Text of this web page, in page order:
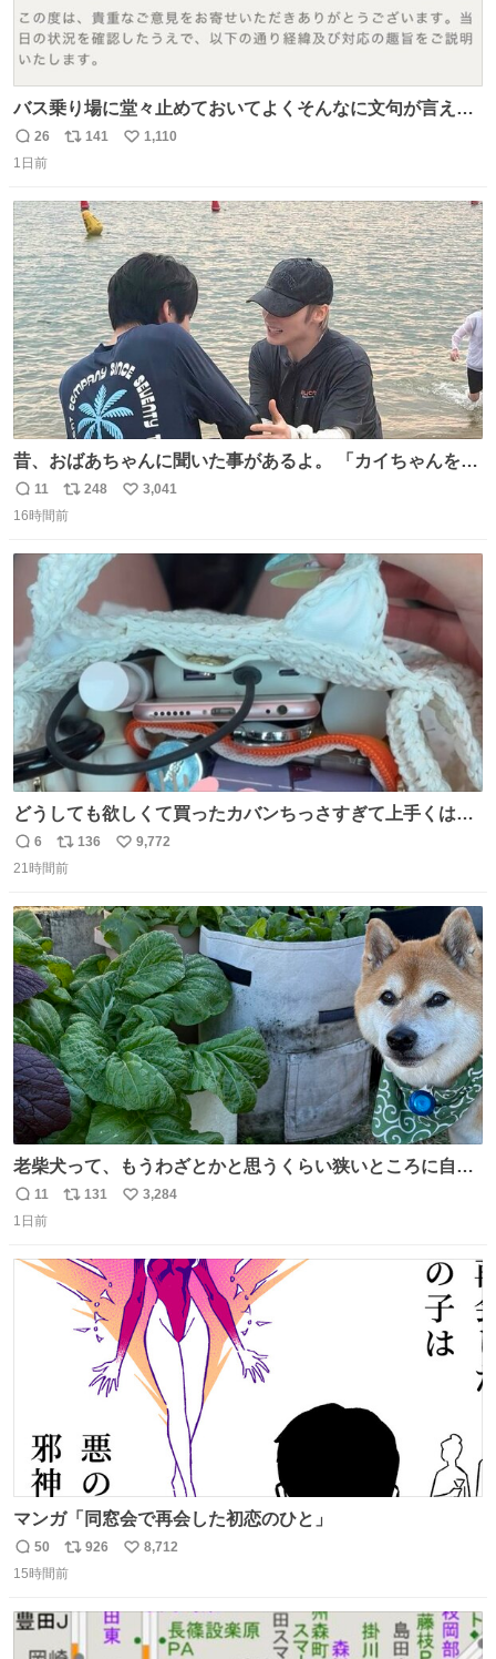
バス乗り場に堂々止めておいてよくそんなに文句が言える
ね 運転士は日本人やったのなら韓国人は関係ないし、なん
なら68歳も関係ない…
返
信
26
リ
ト
数
141
い
数
1,110
1日前
昔、おばあちゃんに聞いた事があるよ。 「カイちゃんをい
じめると、アイツが海から上がって来るぞ。」って。
返
信
11
リ
ポ
ト
数
248
い
3,041
16時間前
どうしても欲しくて買ったカバンちっさすぎて上手くはめ
ないと荷物入らん。女のカバンってなんでこんなちっさい
の
返
信
6
リ
ポ
ト
数
136
い
数
9,772
21時間前
老柴犬って、もうわざとかと思うくらい狭いところに自ら
はまりにいくじゃないですか？ 今朝ガーデニングしてる飼
い主の間にはまってきて、最高に可愛かった♥️
返
信
11
リ
ト
数
131
い
数
3,284
1日前
マンガ「同窓会で再会した初恋のひと」
返
信
50
リ
ポ
ト
数
926
い
8,712
15時間前